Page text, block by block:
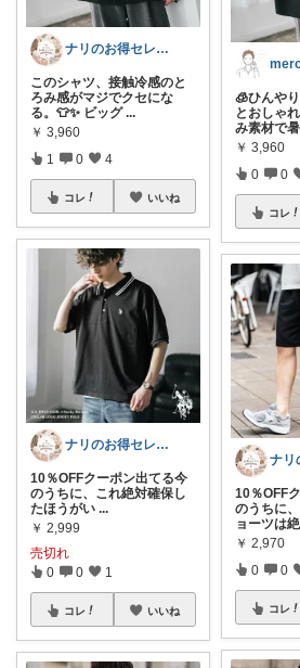
ナリのお得セレクト
このシャツ、接触冷感のと
ろみ感がマジでクセにな
る。👕✨ ビッグ ...
￥ 3,960
1 0 4
コレ いいね
ナリのお得セレクト
10％OFFクーポン出てる今
のうちに、これ絶対確保し
たほうがい ...
￥ 2,999
売切れ
0 0 1
コレ いいね
🧊ひんや
とおしゃ
み素材で暑
￥ 3,960
0 0
コレ
10％OFF
のうちに
ョーツは絶
￥ 2,970
0 0
コレ